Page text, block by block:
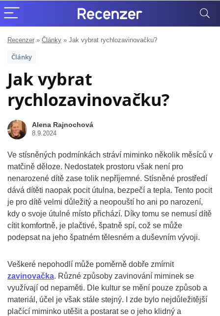
Recenzer » Články » Jak vybrat rychlozavinovačku?
Články
Jak vybrat
rychlozavinovačku?
Alena Rajnochová
8.9.2024
Ve stísněných podmínkách stráví miminko několik měsíců v
matčině děloze. Nedostatek prostoru však není pro
nenarozené dítě zase tolik nepříjemné. Stísněné prostředí
dává dítěti naopak pocit útulna, bezpečí a tepla. Tento pocit
je pro dítě velmi důležitý a neopouští ho ani po narození,
kdy o svoje útulné místo přichází. Díky tomu se nemusí dítě
cítit komfortně, je plačtivé, špatně spí, což se může
podepsat na jeho špatném tělesném a duševním vývoji.
Veškeré nepohodlí může poměrně dobře zmírnit
zavinovačka. Různé způsoby zavinování miminek se
využívají od nepaměti. Dle kultur se mění pouze způsob a
materiál, účel je však stále stejný. I zde bylo nejdůležitější
plačící miminko utěšit a postarat se o jeho klidný a